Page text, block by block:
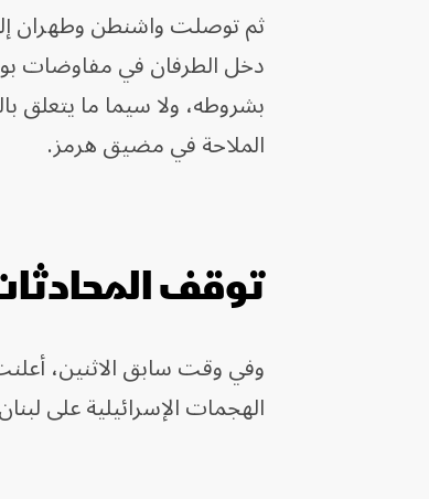
ثم توصلت واشنطن وطهران
دخل الطرفان في مفاوضات
بشروطه، ولا سيما ما يتعلق
الملاحة في مضيق هرمز.
توقف
وفي وقت سابق الاثنين،
الهجمات الإسرائيلية على